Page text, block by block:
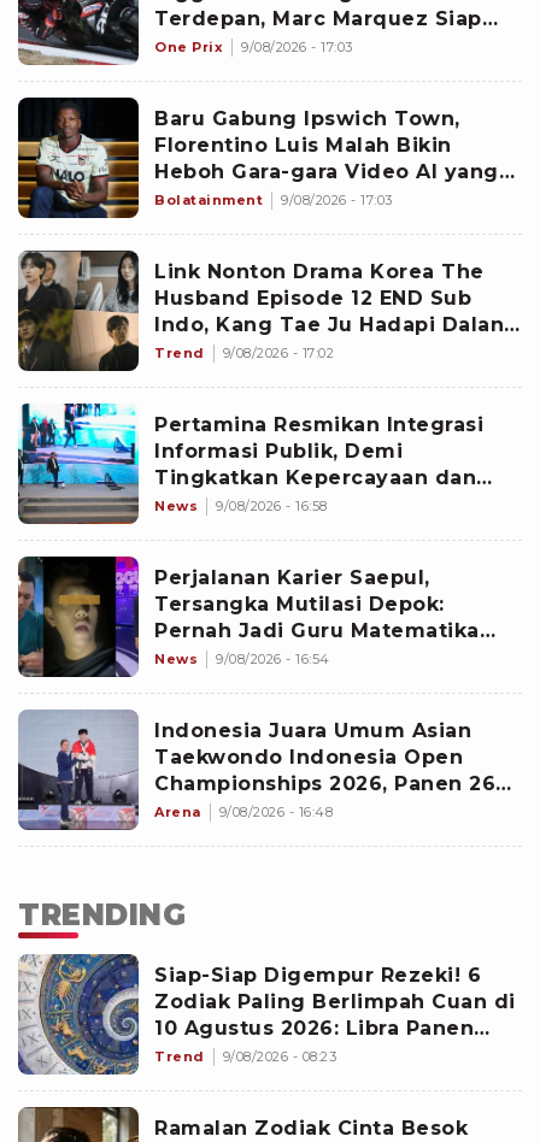
Terdepan, Marc Marquez Siap
Bangkit di Silverstone
One Prix 9/08/2026 - 17:03
Baru Gabung Ipswich Town,
Florentino Luis Malah Bikin
Heboh Gara-gara Video AI yang
Bikin Netizen Geleng-geleng
Bolatainment 9/08/2026 - 17:03
Link Nonton Drama Korea The
Husband Episode 12 END Sub
Indo, Kang Tae Ju Hadapi Dalang
Utama
Trend 9/08/2026 - 17:02
Pertamina Resmikan Integrasi
Informasi Publik, Demi
Tingkatkan Kepercayaan dan
Pacu Kualitas Layanan
News 9/08/2026 - 16:58
Perjalanan Karier Saepul,
Tersangka Mutilasi Depok:
Pernah Jadi Guru Matematika
hingga Tampil di TV
News 9/08/2026 - 16:54
Indonesia Juara Umum Asian
Taekwondo Indonesia Open
Championships 2026, Panen 26
Medali Usai Kalahkan 35 Negara
Arena 9/08/2026 - 16:48
TRENDING
Siap-Siap Digempur Rezeki! 6
Zodiak Paling Berlimpah Cuan di
10 Agustus 2026: Libra Panen
Proyek Emas
Trend 9/08/2026 - 08:23
Ramalan Zodiak Cinta Besok